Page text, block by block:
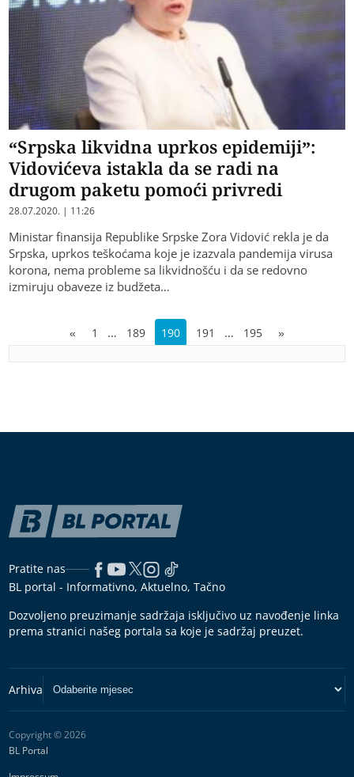
“Srpska likvidna uprkos epidemiji”:
Vidovićeva istakla da se radi na
drugom paketu pomoći privredi
28.07.2020. | 11:26
Ministar finansija Republike Srpske Zora Vidović rekla je da
Srpska, uprkos teškoćama koje je izazvala pandemija virusa
korona, nema probleme sa likvidnošću i da se redovno
izmiruju obaveze iz budžeta…
« 1 … 189 190 191 … 195 »
Pratite nas
BL portal - Informativno, Aktuelno, Tačno
Dozvoljeno preuzimanje sadržaja isključivo uz navođenje linka
prema stranici našeg portala sa koje je sadržaj preuzet.
Copyright © 2026
BL Portal